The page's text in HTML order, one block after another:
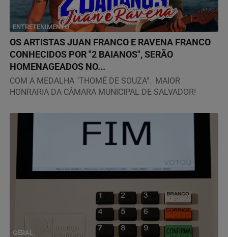
ENTRETENIMENTO
OS ARTISTAS JUAN FRANCO E RAVENA FRANCO
CONHECIDOS POR "2 BAIANOS", SERÃO
HOMENAGEADOS NO...
COM A MEDALHA "THOMÉ DE SOUZA". MAIOR
HONRARIA DA CÂMARA MUNICIPAL DE SALVADOR!
GERAL